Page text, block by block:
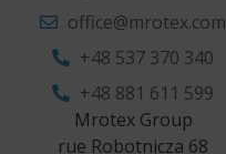
office@mrotex.com
+48 537 370 340
+48 881 611 599
Mrotex Group
rue Robotnicza 68